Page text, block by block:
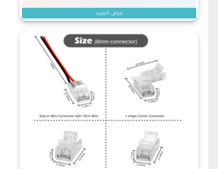
عرض المزيد